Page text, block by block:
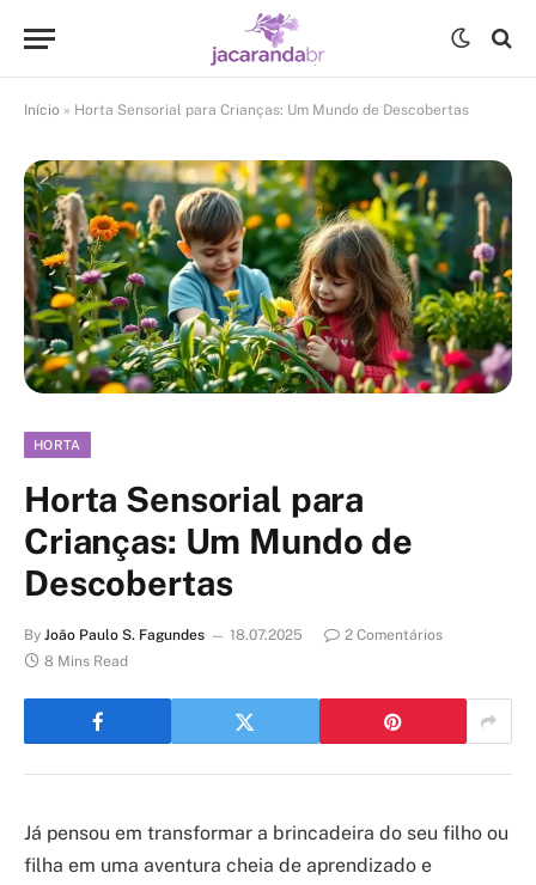
Início » Horta Sensorial para Crianças: Um Mundo de Descobertas
HORTA
Horta Sensorial para
Crianças: Um Mundo de
Descobertas
By João Paulo S. Fagundes 18.07.2025
2 Comentários
8 Mins Read
Já pensou em transformar a brincadeira do seu filho ou
filha em uma aventura cheia de aprendizado e